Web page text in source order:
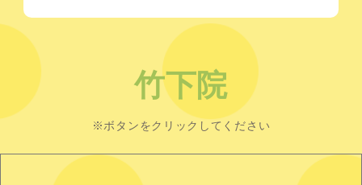
竹下院
※ボタンをクリックしてください